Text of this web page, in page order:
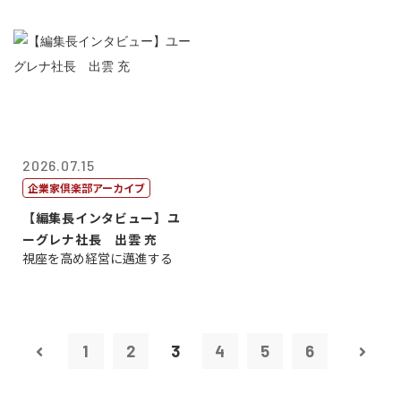
2026.07.15
企業家倶楽部アーカイブ
【編集長インタビュー】ユ
ーグレナ社長 出雲 充
視座を高め経営に邁進する
1 2 3 4 5 6